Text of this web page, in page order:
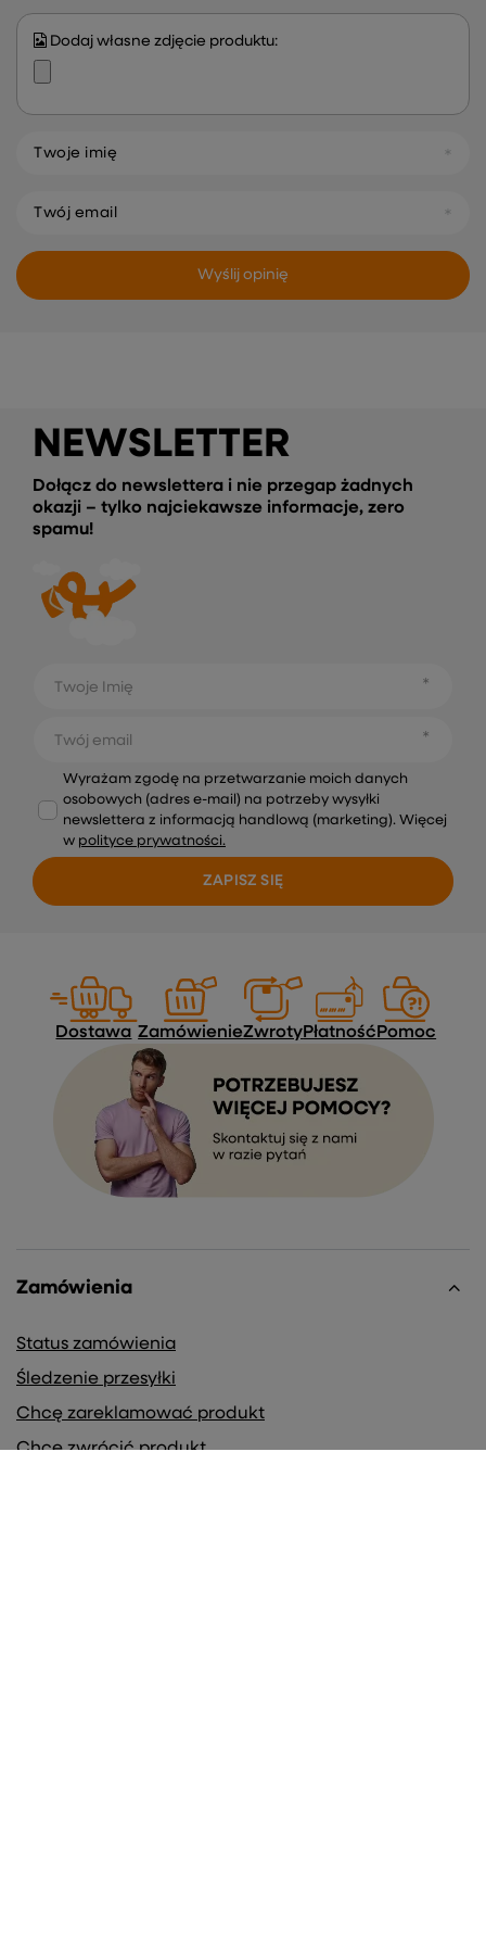
Dodaj własne zdjęcie produktu:
Twoje imię
Twój email
Wyślij opinię
NEWSLETTER
Dołącz do newslettera i nie przegap żadnych
okazji – tylko najciekawsze informacje, zero
spamu!
Twoje Imię
Twój email
Wyrażam zgodę na przetwarzanie moich danych
osobowych (adres e-mail) na potrzeby wysyłki
newslettera z informacją handlową (marketing). Więcej
w polityce prywatności.
ZAPISZ SIĘ
Dostawa ZamówienieZwrotyPłatność Pomoc
Zamówienia
Status zamówienia
Śledzenie przesyłki
Chcę zareklamować produkt
Chcę zwrócić produkt